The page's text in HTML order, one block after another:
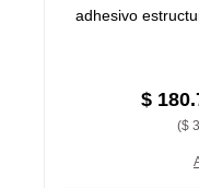
adhesivo
$
($